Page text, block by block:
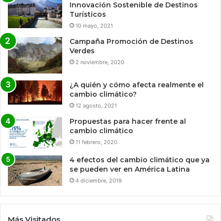
Innovación Sostenible de Destinos
Turísticos
10 mayo, 2021
Campaña Promoción de Destinos
Verdes
2 noviembre, 2020
¿A quién y cómo afecta realmente el
cambio climático?
12 agosto, 2021
Propuestas para hacer frente al
cambio climático
11 febrero, 2020
4 efectos del cambio climático que ya
se pueden ver en América Latina
4 diciembre, 2019